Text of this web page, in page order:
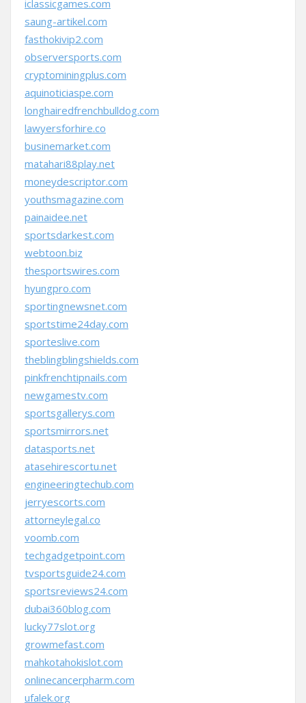
iclassicgames.com
saung-artikel.com
fasthokivip2.com
observersports.com
cryptominingplus.com
aquinoticiaspe.com
longhairedfrenchbulldog.com
lawyersforhire.co
businemarket.com
matahari88play.net
moneydescriptor.com
youthsmagazine.com
painaidee.net
sportsdarkest.com
webtoon.biz
thesportswires.com
hyungpro.com
sportingnewsnet.com
sportstime24day.com
sporteslive.com
theblingblingshields.com
pinkfrenchtipnails.com
newgamestv.com
sportsgallerys.com
sportsmirrors.net
datasports.net
atasehirescortu.net
engineeringtechub.com
jerryescorts.com
attorneylegal.co
voomb.com
techgadgetpoint.com
tvsportsguide24.com
sportsreviews24.com
dubai360blog.com
lucky77slot.org
growmefast.com
mahkotahokislot.com
onlinecancerpharm.com
ufalek.org